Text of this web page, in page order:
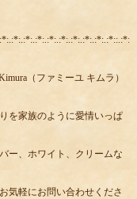
（ファミーユ キムラ）
を家族のように愛情いっぱ
ー、ホワイト、クリームな
気軽にお問い合わせくださ